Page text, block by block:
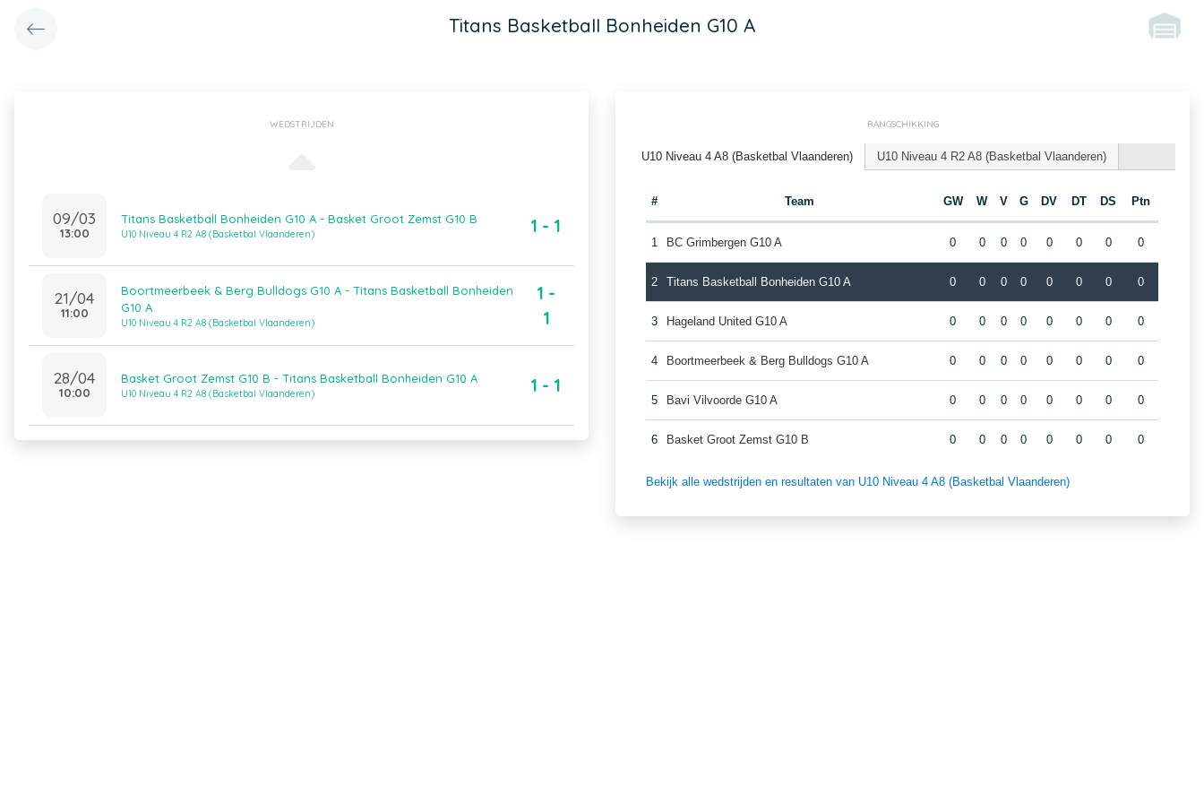
Titans Basketball Bonheiden G10 A
WEDSTRIJDEN
09/03
13:00
Titans Basketball Bonheiden G10 A - Basket Groot Zemst G10 B
U10 Niveau 4 R2 A8 (Basketbal Vlaanderen) 1 - 1
21/04
11:00
Boortmeerbeek & Berg Bulldogs G10 A - Titans Basketball Bonheiden
G10 A
U10 Niveau 4 R2 A8 (Basketbal Vlaanderen)
1 -
1
28/04
10:00
Basket Groot Zemst G10 B - Titans Basketball Bonheiden G10 A
U10 Niveau 4 R2 A8 (Basketbal Vlaanderen) 1 - 1
RANGSCHIKKING
U10 Niveau 4 A8 (Basketbal Vlaanderen) U10 Niveau 4 R2 A8 (Basketbal Vlaanderen)
# Team GW W V G DV DT DS Ptn
1 BC Grimbergen G10 A 0 0 0 0 0 0 0 0
2 Titans Basketball Bonheiden G10 A 0 0 0 0 0 0 0 0
3 Hageland United G10 A 0 0 0 0 0 0 0 0
4 Boortmeerbeek & Berg Bulldogs G10 A 0 0 0 0 0 0 0 0
5 Bavi Vilvoorde G10 A 0 0 0 0 0 0 0 0
6 Basket Groot Zemst G10 B 0 0 0 0 0 0 0 0
Bekijk alle wedstrijden en resultaten van U10 Niveau 4 A8 (Basketbal Vlaanderen)